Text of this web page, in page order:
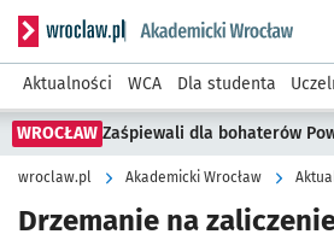
Serwis informacyjny wroclaw.pl
Aktualności WCA Dla studenta
WROCŁAW Zaśpiewali dla bohaterów
wroclaw.pl Akademicki Wrocław
Drzemanie na